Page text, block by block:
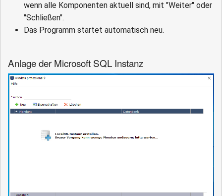
wenn alle Komponenten aktuell sind, mit "Weiter" oder
"Schließen".
Das Programm startet automatisch neu.
Anlage der Microsoft SQL Instanz